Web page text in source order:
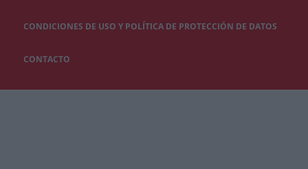
CONDICIONES DE USO Y POLÍTICA DE PROTECCIÓN DE DATOS
CONTACTO